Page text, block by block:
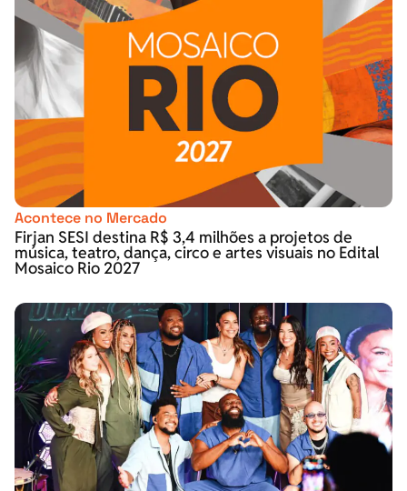
Acontece no Mercado
Firjan SESI destina R$ 3,4 milhões a projetos de
música, teatro, dança, circo e artes visuais no Edital
Mosaico Rio 2027